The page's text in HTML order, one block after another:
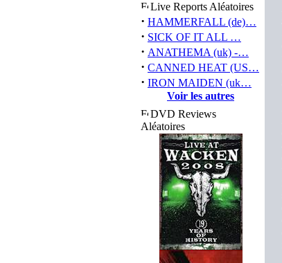
Live Reports Aléatoires
· HAMMERFALL (de)…
· SICK OF IT ALL …
· ANATHEMA (uk) -…
· CANNED HEAT (US…
· IRON MAIDEN (uk…
Voir les autres
DVD Reviews
Aléatoires